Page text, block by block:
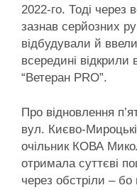
2022-го. Тоді через
зазнав серйозних
відбудували й
всередині відкрили
“Ветеран PRO”.
Про відновлення
вул. Києво-
очільник КОВА
отримала суттєві
через обстріли –